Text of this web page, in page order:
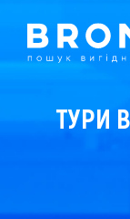
ТУРИ